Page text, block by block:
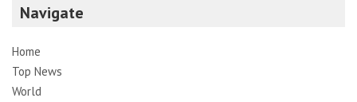
Navigate
Home
Top News
World